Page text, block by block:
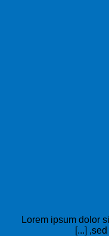
Lorem ipsum dolor
sed